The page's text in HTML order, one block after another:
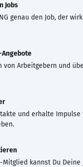
Jobs
genau den Job, der
Angebote
von Arbeitgebern und
und erhalte Impulse
kannst Du Deine